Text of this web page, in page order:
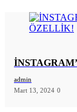
admin
Mart 13, 2024 0